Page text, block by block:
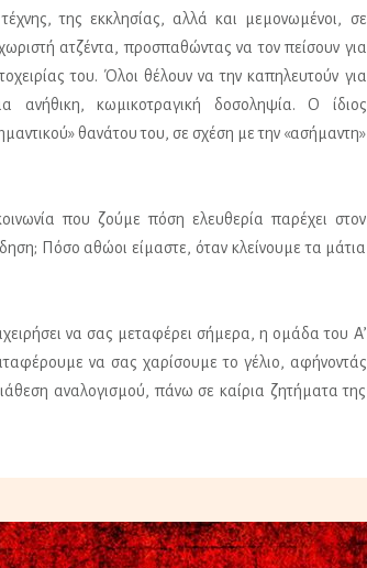
της εκκλησίας, αλλά και μεμονωμένοι, σε
ατζέντα, προσπαθώντας να τον πείσουν για
του. Όλοι θέλουν να την καπηλευτούν για
ανήθικη, κωμικοτραγική δοσοληψία. Ο ίδιος
θανάτου του, σε σχέση με την «ασήμαντη»
που ζούμε πόση ελευθερία παρέχει στον
Πόσο αθώοι είμαστε, όταν κλείνουμε τα μάτια
να σας μεταφέρει σήμερα, η ομάδα του Α’
να σας χαρίσουμε το γέλιο, αφήνοντάς
αναλογισμού, πάνω σε καίρια ζητήματα της